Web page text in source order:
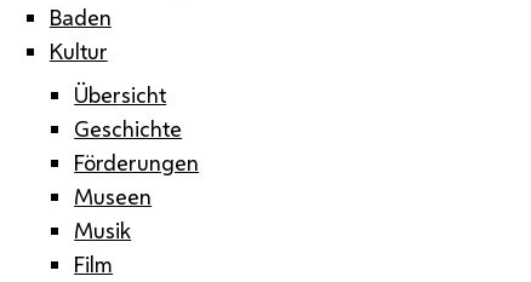
Baden
Kultur
Übersicht
Geschichte
Förderungen
Museen
Musik
Film